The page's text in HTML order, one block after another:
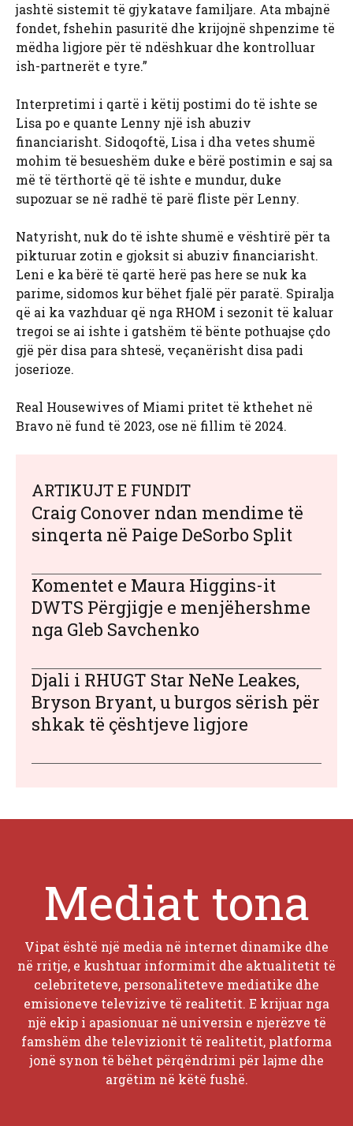
jashtë sistemit të gjykatave familjare. Ata mbajnë
fondet, fshehin pasuritë dhe krijojnë shpenzime të
mëdha ligjore për të ndëshkuar dhe kontrolluar
ish-partnerët e tyre.”
Interpretimi i qartë i këtij postimi do të ishte se
Lisa po e quante Lenny një ish abuziv
financiarisht. Sidoqoftë, Lisa i dha vetes shumë
mohim të besueshëm duke e bërë postimin e saj sa
më të tërthortë që të ishte e mundur, duke
supozuar se në radhë të parë fliste për Lenny.
Natyrisht, nuk do të ishte shumë e vështirë për ta
pikturuar zotin e gjoksit si abuziv financiarisht.
Leni e ka bërë të qartë herë pas here se nuk ka
parime, sidomos kur bëhet fjalë për paratë. Spiralja
që ai ka vazhduar që nga RHOM i sezonit të kaluar
tregoi se ai ishte i gatshëm të bënte pothuajse çdo
gjë për disa para shtesë, veçanërisht disa padi
joserioze.
Real Housewives of Miami pritet të kthehet në
Bravo në fund të 2023, ose në fillim të 2024.
ARTIKUJT E FUNDIT
Craig Conover ndan mendime të
sinqerta në Paige DeSorbo Split
Komentet e Maura Higgins-it
DWTS Përgjigje e menjëhershme
nga Gleb Savchenko
Djali i RHUGT Star NeNe Leakes,
Bryson Bryant, u burgos sërish për
shkak të çështjeve ligjore
Mediat tona
Vipat është një media në internet dinamike dhe
në rritje, e kushtuar informimit dhe aktualitetit të
celebriteteve, personaliteteve mediatike dhe
emisioneve televizive të realitetit. E krijuar nga
një ekip i apasionuar në universin e njerëzve të
famshëm dhe televizionit të realitetit, platforma
jonë synon të bëhet përqëndrimi për lajme dhe
argëtim në këtë fushë.